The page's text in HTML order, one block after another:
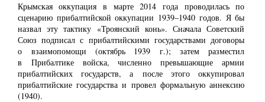
Крымская оккупация в марте 2014 года проводилась по
сценарию прибалтийской оккупации 1939‒1940 годов. Я бы
назвал эту тактику «Троянский конь». Сначала Советский
Союз подписал с прибалтийскими государствами договоры
о взаимопомощи (октябрь 1939 г.); затем разместил
в Прибалтике войска, численно превышающие армии
прибалтийских государств, а после этого оккупировал
прибалтийские государства и провел формальную аннексию
(1940).